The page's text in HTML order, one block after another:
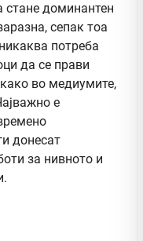
стане доминантен
сепак тоа
потреба
да се прави
во медиумите,
е
донесат
за нивното и